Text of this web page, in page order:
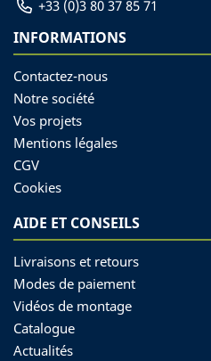
+33 (0)3 80 37 85 71
INFORMATIONS
Contactez-nous
Notre société
Vos projets
Mentions légales
CGV
Cookies
AIDE ET CONSEILS
Livraisons et retours
Modes de paiement
Vidéos de montage
Catalogue
Actualités